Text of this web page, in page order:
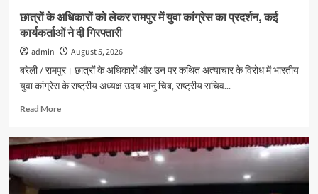
छात्रों के अधिकारों को लेकर रामपुर में युवा कांग्रेस का प्रदर्शन, कई
कार्यकर्ताओं ने दी गिरफ्तारी
admin
August 5, 2026
बरेली / रामपुर। छात्रों के अधिकारों और उन पर कथित अत्याचार के विरोध में भारतीय
युवा कांग्रेस के राष्ट्रीय अध्यक्ष उदय भानु चिब, राष्ट्रीय सचिव...
Read MoreRead
छात्रों
के
अधिकारों
को